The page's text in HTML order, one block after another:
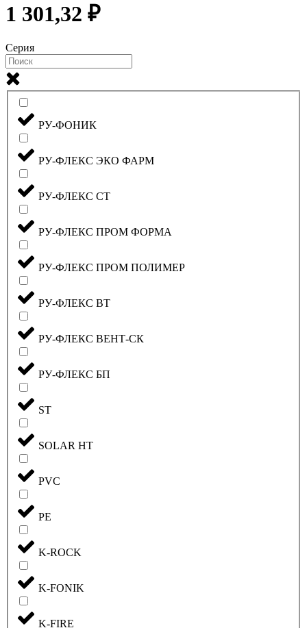
1 301,32 ₽
Серия
РУ-ФОНИК
РУ-ФЛЕКС ЭКО ФАРМ
РУ-ФЛЕКС СТ
РУ-ФЛЕКС ПРОМ ФОРМА
РУ-ФЛЕКС ПРОМ ПОЛИМЕР
РУ-ФЛЕКС ВТ
РУ-ФЛЕКС ВЕНТ-СК
РУ-ФЛЕКС БП
ST
SOLAR HT
PVC
PE
K-ROCK
K-FONIK
K-FIRE